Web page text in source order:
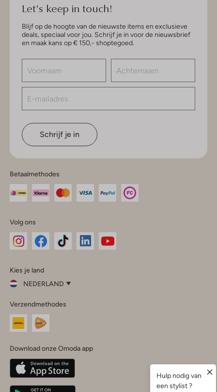
Let's keep in touch!
Blijf op de hoogte van de nieuwste items en exclusieve
deals, speciaal voor jou. Schrijf je in voor de nieuwsbrief
en maak kans op € 150,- shoptegoed.
Schrijf je in
Betaalmethodes
Volg ons
InstagramFacebook
Kies je land
NEDERLAND
je
land
Nederland
Belgique(Français)
Deutschland
Verzendmethodes
Download onze Omoda app